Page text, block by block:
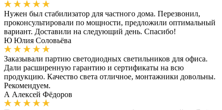
Нужен был стабилизатор для частного дома. Перезвонил,
проконсультировали по мощности, предложили оптимальный
вариант. Доставили на следующий день. Спасибо!
Ю Юлия Соловьёва
Заказывали партию светодиодных светильников для офиса.
Дали расширенную гарантию и сертификаты на всю
продукцию. Качество света отличное, монтажники довольны.
Рекомендуем.
А Алексей Фёдоров